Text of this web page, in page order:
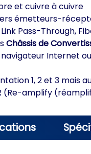
et cuivre à cuivre
émetteurs-
Pass-Through,
Châssis de
navigateur Internet ou
1, 2 et 3 mais
(Re-amplify